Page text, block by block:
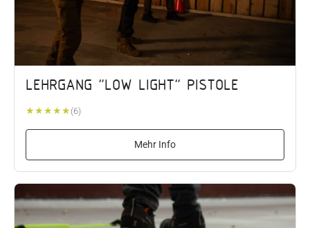
LEHRGANG "LOW LIGHT" PISTOLE
★★★★★ (6)
Mehr Info